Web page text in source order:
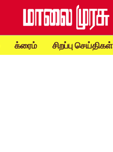
க்ரைம் சிறப்பு செய்திகள்